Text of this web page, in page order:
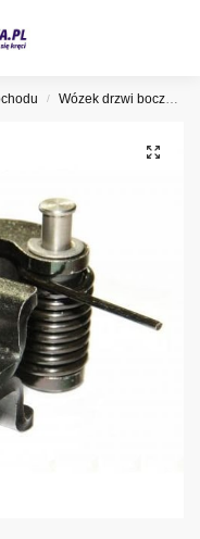
/ Wózek drzwi bocznych Renault